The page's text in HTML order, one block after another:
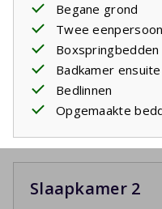
Begane grond
Twee
Boxspringbedden
Badkamer ensuite
Bedlinnen
Opgemaakte
Slaapkamer 2